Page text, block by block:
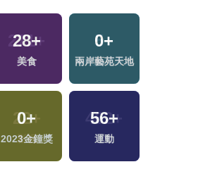
28+
美食
0+
兩岸藝苑天地
0+
2023金鐘獎
56+
運動